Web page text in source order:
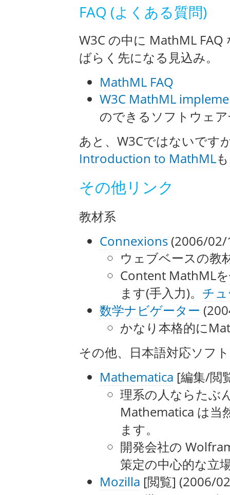
FAQ (よくある質問)
W3C の中に MathML
ばらく先になる見込み。
MathML FAQ
W3C MathML
のできるソフトウェ
あと、W3Cではないです
Introduction to MathML
その他リンク
教材系
Connexions (2006/02/
ウェブベースの教
Content MathML
ます(手入力)。 チ
数学ナビゲーター
かなり本格的に
その他、日本語対応ソフ
Mathematica [編集/閲
理系の人ならたぶ
Mathematica は当
ます。
開発会社の
策定の中心的な立
Mozilla [閲覧] (2006/